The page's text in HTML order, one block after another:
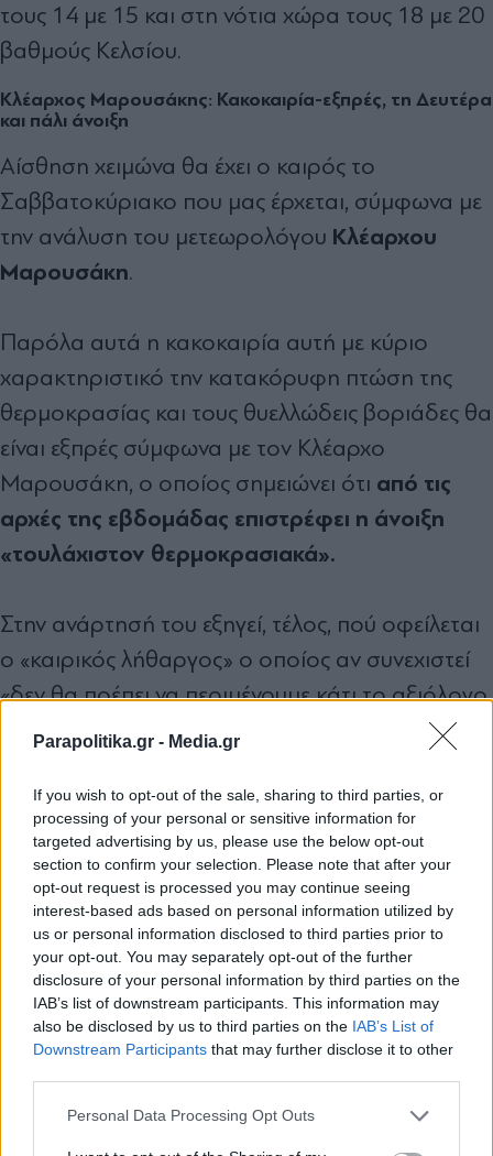
Parapolitika.gr - Media.gr
If you wish to opt-out of the sale, sharing to third parties, or
processing of your personal or sensitive information for
targeted advertising by us, please use the below opt-out
section to confirm your selection. Please note that after your
opt-out request is processed you may continue seeing
interest-based ads based on personal information utilized by
us or personal information disclosed to third parties prior to
your opt-out. You may separately opt-out of the further
disclosure of your personal information by third parties on the
IAB’s list of downstream participants. This information may
also be disclosed by us to third parties on the IAB’s List of
Downstream Participants that may further disclose it to other
Personal Data Processing Opt Outs
τους 14 με 15 και στη νότια χώρα τους 18 με 20
βαθμούς Κελσίου.
Κλέαρχος Μαρουσάκης: Κακοκαιρία-εξπρές, τη Δευτέρα
και πάλι άνοιξη
Αίσθηση χειμώνα θα έχει ο καιρός το
Σαββατοκύριακο που μας έρχεται, σύμφωνα με
την ανάλυση του μετεωρολόγου Κλέαρχου
Μαρουσάκη.
Παρόλα αυτά η κακοκαιρία αυτή με κύριο
χαρακτηριστικό την κατακόρυφη πτώση της
θερμοκρασίας και τους θυελλώδεις βοριάδες θα
είναι εξπρές σύμφωνα με τον Κλέαρχο
Μαρουσάκη, ο οποίος σημειώνει ότι από τις
αρχές της εβδομάδας επιστρέφει η άνοιξη
«τουλάχιστον θερμοκρασιακά».
Στην ανάρτησή του εξηγεί, τέλος, πού οφείλεται
ο «καιρικός λήθαργος» ο οποίος αν συνεχιστεί
«δεν θα πρέπει να περιμένουμε κάτι το αξιόλογο
και για το υπόλοιπο του μήνα πέραν από
Με τον καιρό να συνεχίζει να αμφιταλαντεύεται
και να δυσκολεύεται να εναρμονιστεί με το
ημερολόγιο, αναμένεται να κυλήσουν και οι
επόμενες ημέρες της εβδομάδας όπου στο
τελείωμα αυτής θα ζήσουμε κάτι από Χειμώνα
λες και χορτάσαμε από Φθινόπωρο. Και αν
νομίζουμε ότι ο Χειμώνας θα έρθει για να μείνει,
μάλλον είμαστε γελασμένοι γιατί από τη νέα
εβδομάδα ξανά προς την Άνοιξη τραβά
Εγγραφή στο newsletter